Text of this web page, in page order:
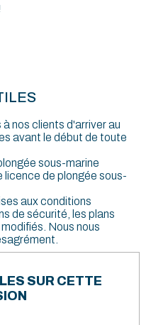
nos clients d'arriver au
avant le début de toute
sous-marine
licence de plongée sous-
aux conditions
de sécurité, les plans
Nous nous
SUR CETTE